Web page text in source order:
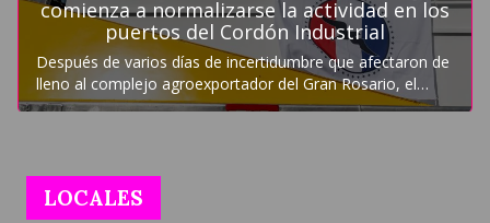
LOCALES